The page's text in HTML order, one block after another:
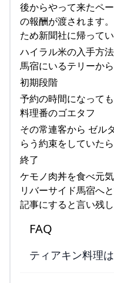
後からやって来たペ
の報酬が渡されます
ため新聞社に帰ってい
ハイラル米の入手方
馬宿にいるテリーか
初期段階
予約の時間になって
料理番のゴエタフ
その常連客から ゼル
らう約束をしていた
終了
ケモノ肉丼を食べ元
リバーサイド馬宿へ
記事にすると言い残
FAQ
ティアキン料理